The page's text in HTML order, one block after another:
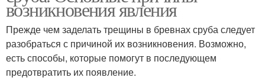
возникновения явления
Прежде чем заделать трещины в бревнах сруба следует
разобраться с причиной их возникновения. Возможно,
есть способы, которые помогут в последующем
предотвратить их появление.